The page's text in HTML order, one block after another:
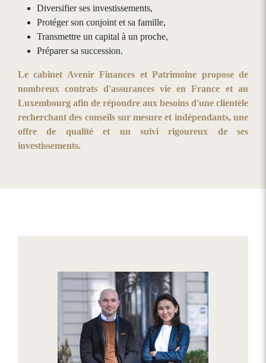
Diversifier ses investissements,
Protéger son conjoint et sa famille,
Transmettre un capital à un proche,
Préparer sa succession.
Le cabinet Avenir Finances et Patrimoine propose de
nombreux contrats d'assurances vie en France et au
Luxembourg afin de répondre aux besoins d'une clientèle
recherchant des conseils sur mesure et indépendants, une
offre de qualité et un suivi rigoureux de ses
investissements.